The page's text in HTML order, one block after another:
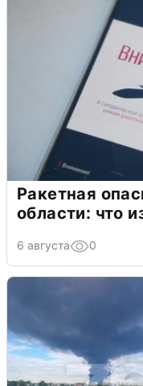
Ракетная
области: что
6 августа 0